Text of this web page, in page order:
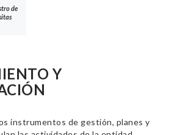
de
Y
instrumentos de gestión, planes y